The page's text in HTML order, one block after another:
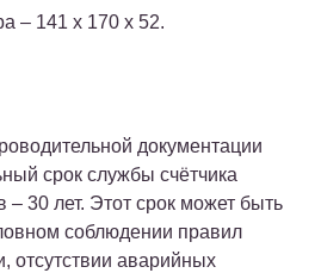
– 141 х 170 х 52.
документации
срок службы счётчика
30 лет. Этот срок может быть
соблюдении правил
отсутствии аварийных